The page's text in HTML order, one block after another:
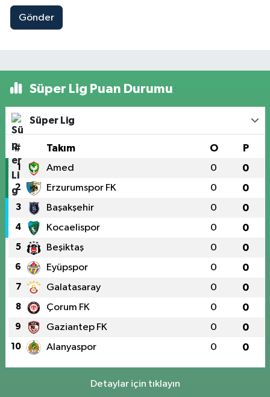
Gönder
Süper Lig Puan Durumu
Süper Lig
# Takım O P
1 Amed 0 0
2 Erzurumspor FK 0 0
3 Başakşehir 0 0
4 Kocaelispor 0 0
5 Beşiktaş 0 0
6 Eyüpspor 0 0
7 Galatasaray 0 0
8 Çorum FK 0 0
9 Gaziantep FK 0 0
10 Alanyaspor 0 0
Detaylar için tıklayın